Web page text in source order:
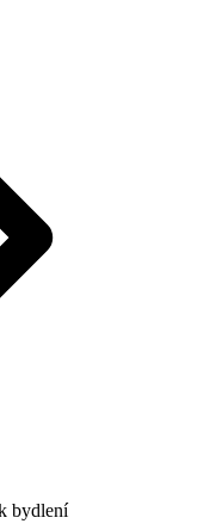
bydlení